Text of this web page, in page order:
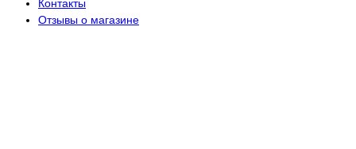
Контакты
Отзывы о магазине